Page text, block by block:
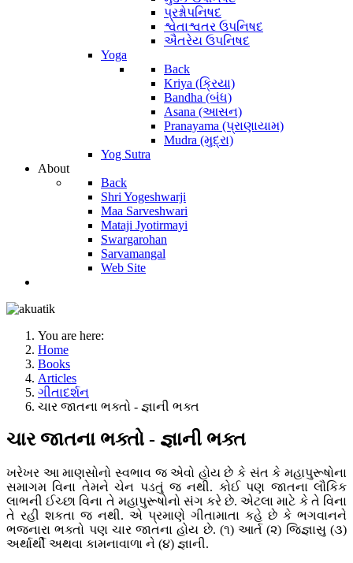
પ્રશ્નોપનિષદ
શ્વેતાશ્વતર ઉપનિષદ
ઐતરેય ઉપનિષદ
Yoga
Back
Kriya (ક્રિયા)
Bandha (બંધ)
Asana (આસન)
Pranayama (પ્રાણાયામ)
Mudra (મુદ્રા)
Yog Sutra
About
Back
Shri Yogeshwarji
Maa Sarveshwari
Mataji Jyotirmayi
Swargarohan
Sarvamangal
Web Site
You are here:
Home
Books
Articles
ગીતાદર્શન
ચાર જાતના ભક્તો - જ્ઞાની ભક્ત
ચાર જાતના ભક્તો - જ્ઞાની ભક્ત
ખરેખર આ માણસોનો સ્વભાવ જ એવો હોય છે કે સંત કે મહાપુરૂષોના
સમાગમ વિના તેમને ચેન પડતું જ નથી. કોઈ પણ જાતના લૌકિક
લાભની ઈચ્છા વિના તે મહાપુરૂષોનો સંગ કરે છે. એટલા માટે કે તે વિના
તે રહી શકતા જ નથી. એ પ્રમાણે ગીતામાતા કહે છે કે ભગવાનને
ભજનારા ભક્તો પણ ચાર જાતના હોય છે. (૧) આર્ત (૨) જિજ્ઞાસુ (૩)
અર્થાર્થી અથવા કામનાવાળા ને (૪) જ્ઞાની.